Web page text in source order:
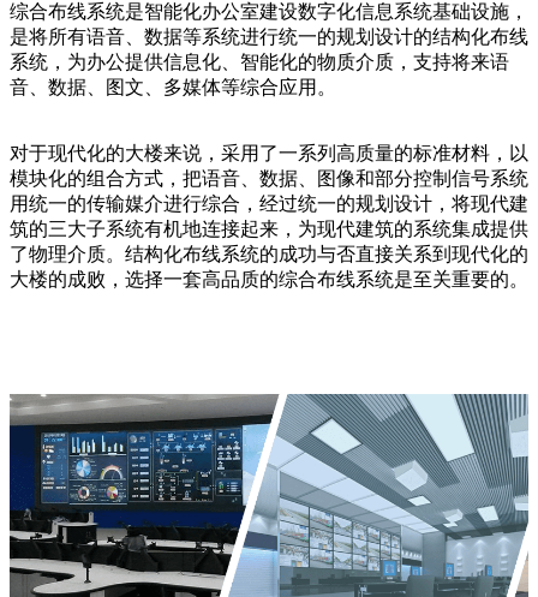
综合布线系统是智能化办公室建设数字化信息系统基础设施，
是将所有语音、数据等系统进行统一的规划设计的结构化布线
系统，为办公提供信息化、智能化的物质介质，支持将来语
音、数据、图文、多媒体等综合应用。
对于现代化的大楼来说，采用了一系列高质量的标准材料，以
模块化的组合方式，把语音、数据、图像和部分控制信号系统
用统一的传输媒介进行综合，经过统一的规划设计，将现代建
筑的三大子系统有机地连接起来，为现代建筑的系统集成提供
了物理介质。结构化布线系统的成功与否直接关系到现代化的
大楼的成败，选择一套高品质的综合布线系统是至关重要的。